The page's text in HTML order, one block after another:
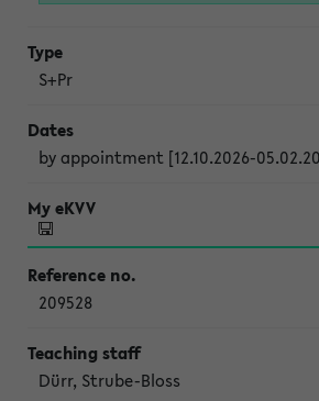
S+Pr
by appointment [12.10.2026-
209528
Dürr, Strube-Bloss